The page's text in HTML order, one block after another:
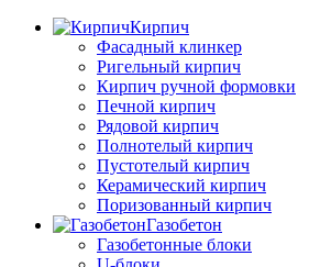
Кирпич
Фасадный клинкер
Ригельный кирпич
Кирпич ручной формовки
Печной кирпич
Рядовой кирпич
Полнотелый кирпич
Пустотелый кирпич
Керамический кирпич
Поризованный кирпич
Газобетон
Газобетонные блоки